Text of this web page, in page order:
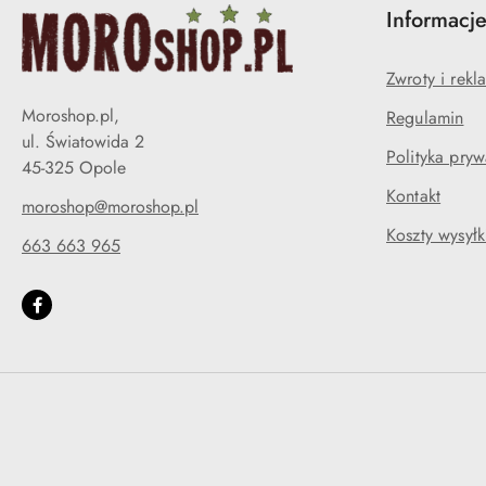
Moroshop.pl,
ul. Światowida 2
45-325 Opole
moroshop@moroshop.pl
663 663 965
Informacje
Zwroty i
Regulamin
Polityka
Kontakt
Koszty